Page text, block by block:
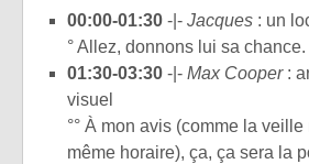
00:00-01:30 -|- Jacques : un
° Allez, donnons lui sa chance.
01:30-03:30 -|- Max Cooper:
visuel
°° À mon avis (comme la
même horaire), ça, ça sera la